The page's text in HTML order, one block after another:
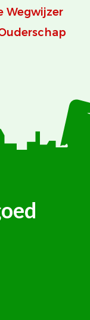
Wegwijzer